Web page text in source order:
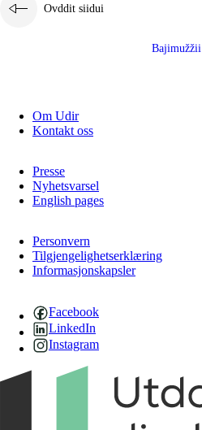
Ovddit siidui
Bajimužžii
Om Udir
Kontakt oss
Presse
Nyhetsvarsel
English pages
Personvern
Tilgjengelighetserklæring
Informasjonskapsler
Facebook
LinkedIn
Instagram